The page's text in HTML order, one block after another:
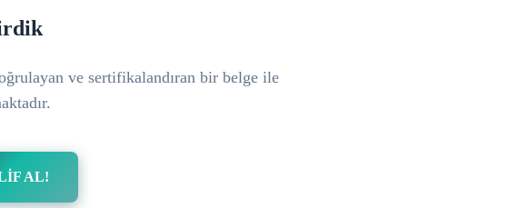
ve sertifikalandıran bir belge ile
AL!